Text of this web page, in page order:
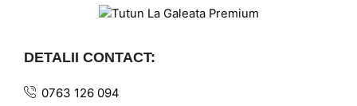
DETALII CONTACT:
0763 126 094